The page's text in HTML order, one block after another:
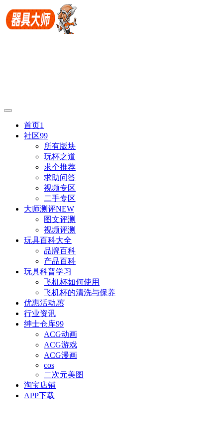
首页1
社区99
所有版块
玩杯之道
求个推荐
求助问答
视频专区
二手专区
大师测评NEW
图文评测
视频评测
玩具百科大全
品牌百科
产品百科
玩具科普学习
飞机杯如何使用
飞机杯的清洗与保养
优惠活动惠
行业资讯
绅士仓库99
ACG动画
ACG游戏
ACG漫画
cos
二次元美图
淘宝店铺
APP下载